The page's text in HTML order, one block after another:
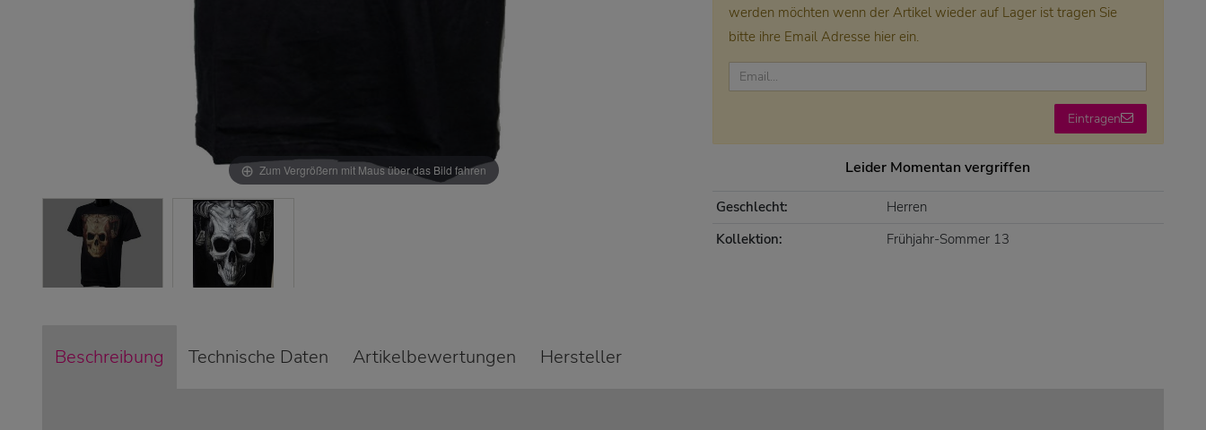
Zum Vergrößern mit Maus über das Bild fahren
werden möchten wenn der Artikel wieder auf Lager ist tragen Sie
bitte ihre Email Adresse hier ein.
Eintragen
Leider Momentan vergriffen
Geschlecht:
Herren
Kollektion:
Frühjahr-Sommer 13
Beschreibung Technische Daten Artikelbewertungen Hersteller